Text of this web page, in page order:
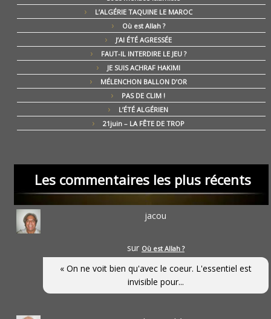
L’ALGÉRIE TAQUINE LE MAROC
Où est Allah ?
J’AI ÉTÉ AGRESSÉE
FAUT-IL INTERDIRE LE JEU ?
JE SUIS ACHRAF HAKIMI
MÉLENCHON BALLON D’OR
PAS DE CLIM !
L’ÉTÉ ALGÉRIEN
21juin – LA FÊTE DE TROP
Les commentaires les plus récents
jacou
sur Où est Allah ?
« On ne voit bien qu'avec le coeur. L'essentiel est
invisible pour...